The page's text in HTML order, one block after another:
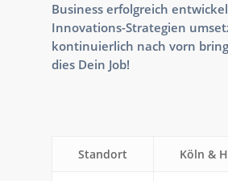
Business erfolgreich
Innovations-Strategien
kontinuierlich nach vorn
dies Dein Job!
Standort Köln &